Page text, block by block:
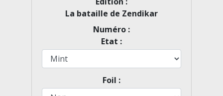
La bataille de Zendikar
Numéro :
Etat :
Foil :